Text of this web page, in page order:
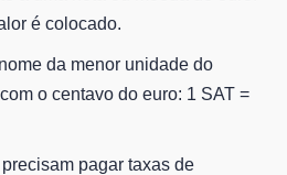
é colocado.
nome da menor unidade do
o centavo do euro: 1 SAT =
pagar taxas de